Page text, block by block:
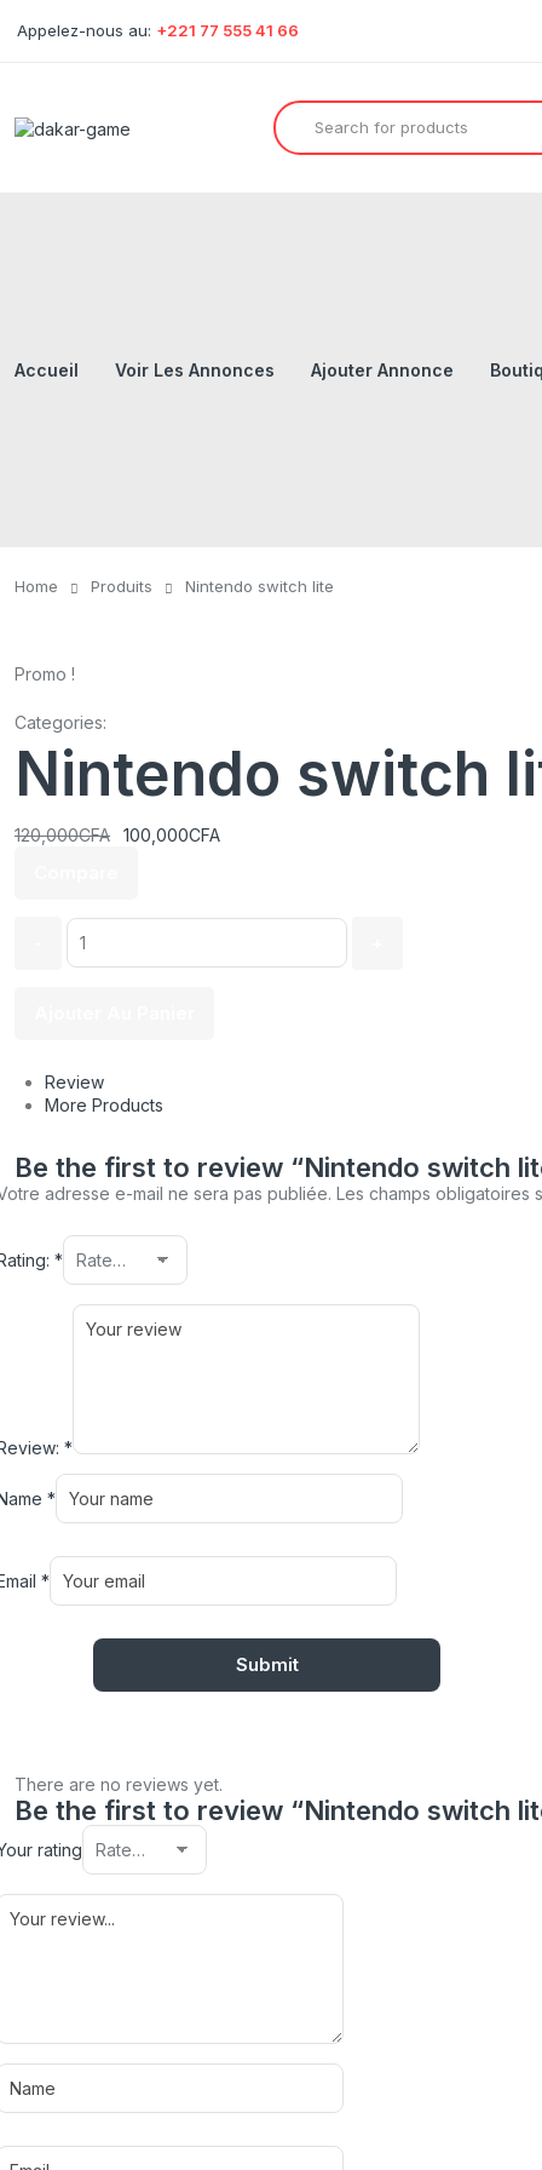
Appelez-nous au: +221 77 555 41 66
Accueil Voir Les Annonces Ajouter Annonce
Home Produits Nintendo switch lite
Promo !
Categories:
Nintendo switch
120,000CFA
Le
120,000CFA.
100,000CFA
100,000CFA.
Quantity:
Review
More Products
Be the first to review “Nintendo switch
adresse e-mail ne sera pas publiée. Les champs obligatoires
*
*
*
*
There are no reviews yet.
Be the first to review “Nintendo switch
rating